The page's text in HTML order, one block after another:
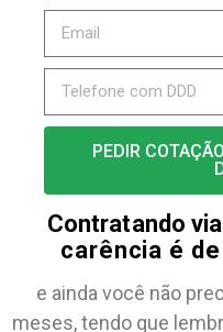
PEDIR
Contratando via
carência é
e ainda você não
meses, tendo que